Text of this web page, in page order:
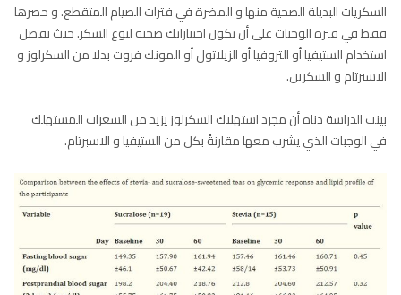
السكريات البديلة الصحية منها و المضرة في فترات الصيام المتقطع. و حصرها
فقط في فترة الوجبات على أن تكون اختياراتك صحية لنوع السكر. حيث يفضل
استخدام الستيفيا أو التروفيا أو الزيلاتول أو المونك فروت بدلا من السكرلوز و
الاسبرتام و السكرين.
بينت الدراسة دناه أن مجرد استهلاك السكرلوز يزيد من السعرات المستهلك
في الوجبات الذي يشرب معها مقارنةً بكل من الستيفيا و الاسبرتام.